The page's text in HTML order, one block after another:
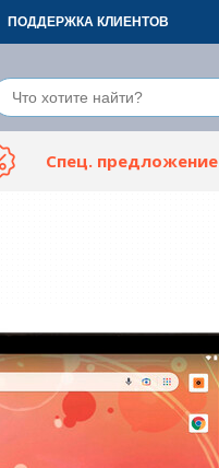
ПОДДЕРЖКА КЛИЕНТОВ
Спец. предложение